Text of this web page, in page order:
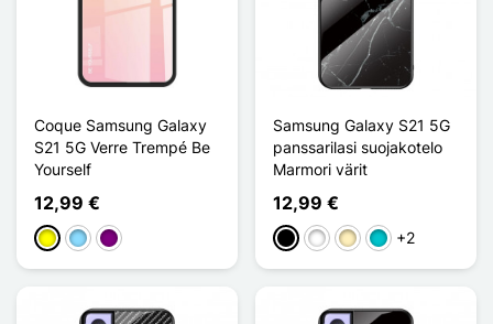
Coque Samsung Galaxy
S21 5G Verre Trempé Be
Yourself
12,99 €
Keltainen
Bleu Clair
Violet
Samsung Galaxy S21 5G
panssarilasi suojakotelo
Marmori värit
12,99 €
MustaValkoinen
DoréTurquoise
+2